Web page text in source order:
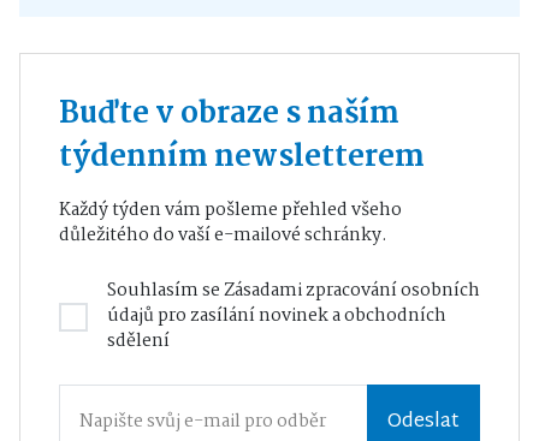
Buďte v obraze s naším
týdenním newsletterem
Každý týden vám pošleme přehled všeho
důležitého do vaší e-mailové schránky.
Souhlasím seZásadami zpracování osobních
údajůpro zasílání novinek a obchodních
sdělení
Odeslat